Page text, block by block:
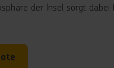
der Insel sorgt dabei